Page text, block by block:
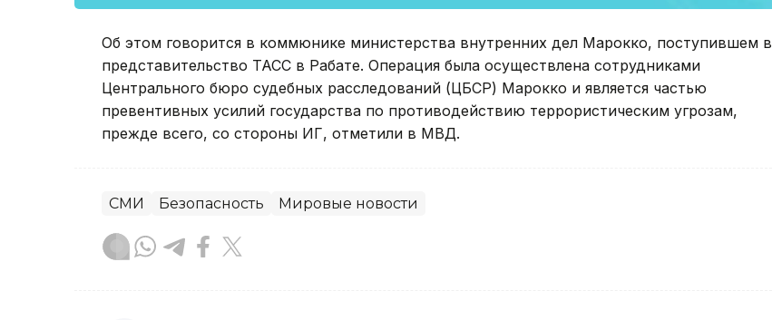
Об этом говорится в коммюнике министерства внутренних дел Марокко, поступившем в
представительство ТАСС в Рабате. Операция была осуществлена сотрудниками
Центрального бюро судебных расследований (ЦБСР) Марокко и является частью
превентивных усилий государства по противодействию террористическим угрозам,
прежде всего, со стороны ИГ, отметили в МВД.
СМИ Безопасность Мировые новости